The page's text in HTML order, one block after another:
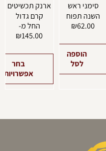
סימני ראש
השנה תפוח
₪62.00
הוספה
לסל
ארנק תכשיטים
קרם גדול
החל מ-
₪145.00
בחר
אפשרויות
לבחור
את
האפשרויות
בעמוד